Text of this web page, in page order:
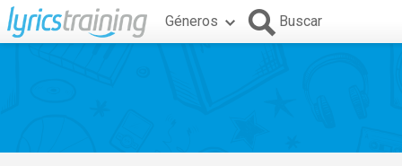
Géneros Buscar